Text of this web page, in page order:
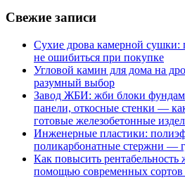
Свежие записи
Сухие дрова камерной сушки:
не ошибиться при покупке
Угловой камин для дома на
разумный выбор
Завод ЖБИ: жби блоки
панели, откосные стенки —
готовые железобетонные
Инженерные пластики:
поликарбонатные стержни —
Как повысить рентабельность
помощью современных сортов